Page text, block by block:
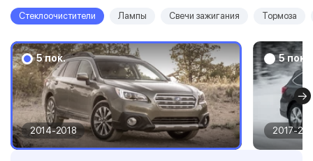
Стеклоочистители Лампы Свечи зажигания Тормоза
5 пок.
2014-2018
5 пок.
2017-